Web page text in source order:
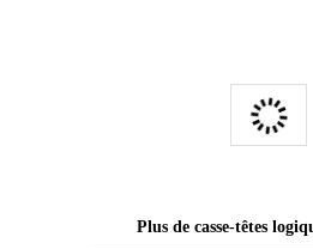
Plus de casse-têtes